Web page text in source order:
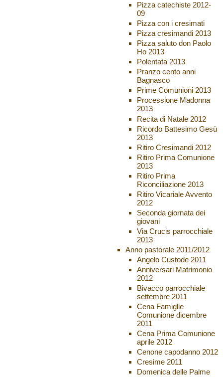
Pizza catechiste 2012-
09
Pizza con i cresimati
Pizza cresimandi 2013
Pizza saluto don Paolo
Ho 2013
Polentata 2013
Pranzo cento anni
Bagnasco
Prime Comunioni 2013
Processione Madonna
2013
Recita di Natale 2012
Ricordo Battesimo Gesù
2013
Ritiro Cresimandi 2012
Ritiro Prima Comunione
2013
Ritiro Prima
Riconciliazione 2013
Ritiro Vicariale Avvento
2012
Seconda giornata dei
giovani
Via Crucis parrocchiale
2013
Anno pastorale 2011/2012
Angelo Custode 2011
Anniversari Matrimonio
2012
Bivacco parrocchiale
settembre 2011
Cena Famiglie
Comunione dicembre
2011
Cena Prima Comunione
aprile 2012
Cenone capodanno 2012
Cresime 2011
Domenica delle Palme